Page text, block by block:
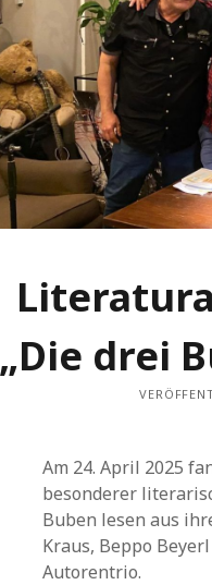
„Die drei
Am 24. April 2025
besonderer
Buben lesen aus
Kraus, Beppo
Autorentrio.